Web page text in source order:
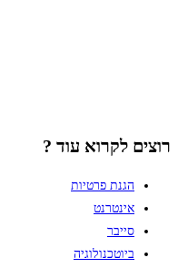
רוצים לקרוא עוד ?
הגנת פרטיות
אינטרנט
סייבר
ביוטכנולוגיה